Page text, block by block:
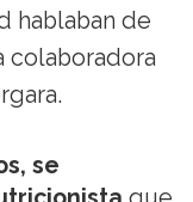
hablaban de
colaboradora
se